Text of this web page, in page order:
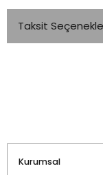
Taksit
Kurumsal